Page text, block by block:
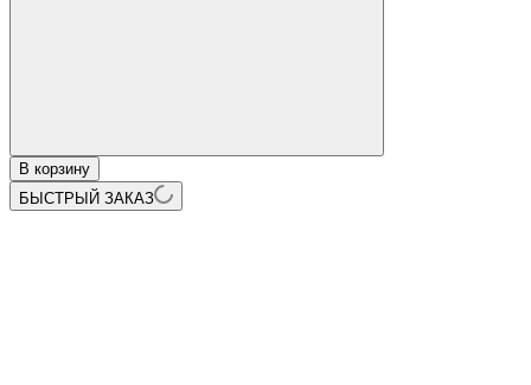
В корзину
БЫСТРЫЙ ЗАКАЗ